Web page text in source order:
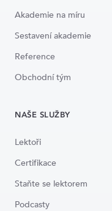
Akademie na míru
Sestavení akademie
Reference
Obchodní tým
NAŠE SLUŽBY
Lektoři
Certifikace
Staňte se lektorem
Podcasty